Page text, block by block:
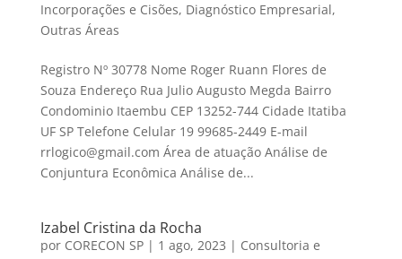
Incorporações e Cisões, Diagnóstico Empresarial,
Outras Áreas
Registro Nº 30778 Nome Roger Ruann Flores de
Souza Endereço Rua Julio Augusto Megda Bairro
Condominio Itaembu CEP 13252-744 Cidade Itatiba
UF SP Telefone Celular 19 99685-2449 E-mail
rrlogico@gmail.com Área de atuação Análise de
Conjuntura Econômica Análise de...
Izabel Cristina da Rocha
por CORECON SP| 1 ago, 2023 | Consultoria e